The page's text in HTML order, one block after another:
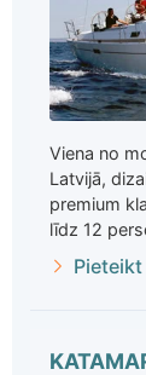
Viena no
Latvijā,
premium
līdz 12